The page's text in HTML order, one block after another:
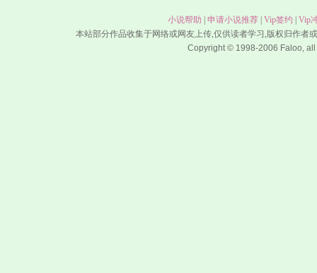
小说帮助 申请小说推荐 Vip签约
Vip
本站部分作品收集于网络或网友上传,仅供读者学习,版权归作者
Copyright © 1998-2006 Faloo,